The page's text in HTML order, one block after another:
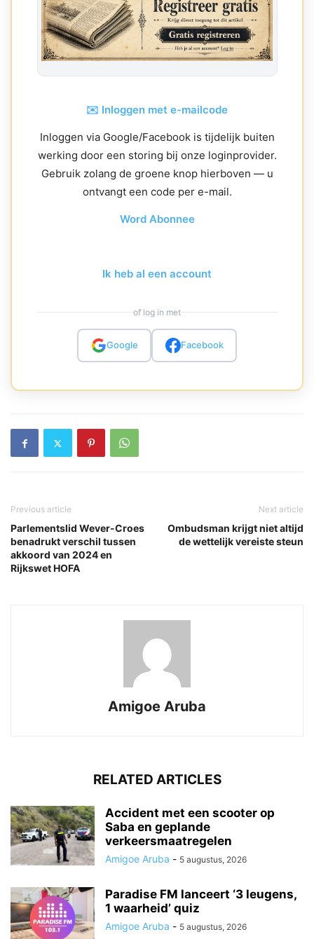
✉️ Inloggen met e-mailcode
Inloggen via Google/Facebook is tijdelijk buiten
werking door een storing bij onze loginprovider.
Gebruik zolang de groene knop hierboven — u
ontvangt een code per e-mail.
Word Abonnee
Ik heb al een account
of log in met
Google Facebook
Previous article
Parlementslid Wever-Croes
benadrukt verschil tussen
akkoord van 2024 en
Rijkswet HOFA
Next article
Ombudsman krijgt niet altijd
de wettelijk vereiste steun
Amigoe Aruba
RELATED ARTICLES
Accident met een scooter op
Saba en geplande
verkeersmaatregelen
Amigoe Aruba - 5 augustus, 2026
Paradise FM lanceert ‘3 leugens,
1 waarheid’ quiz
Amigoe Aruba - 5 augustus, 2026